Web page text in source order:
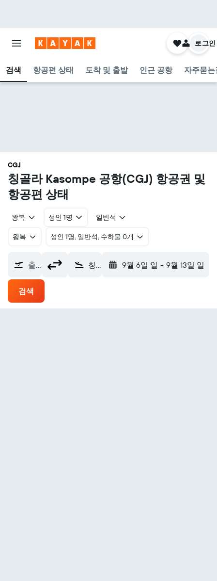
검색 항공편 상태 도착 및 출발 인근 공항 자주묻
로그인
CGJ
칭골라 Kasompe 공항(CGJ) 항공권 및
항공편 상태
왕복 성인 1명 일반석
왕복 ​성인 1명, 일반석, 수하물 0개
출발지 칭골라 Kasompe (CGJ) 9월 6일 일 - 9월 13일 일
검색